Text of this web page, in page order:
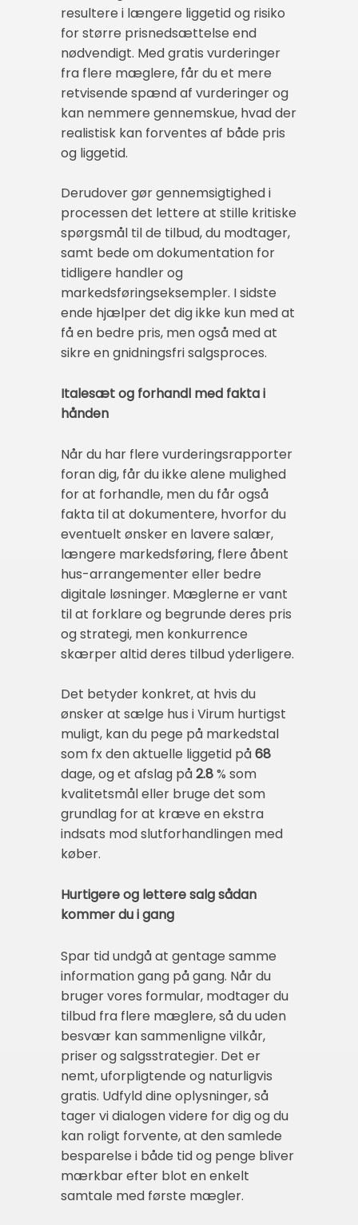
resultere i længere liggetid og risiko
for større prisnedsættelse end
nødvendigt. Med gratis vurderinger
fra flere mæglere, får du et mere
retvisende spænd af vurderinger og
kan nemmere gennemskue, hvad der
realistisk kan forventes af både pris
og liggetid.
Derudover gør gennemsigtighed i
processen det lettere at stille kritiske
spørgsmål til de tilbud, du modtager,
samt bede om dokumentation for
tidligere handler og
markedsføringseksempler. I sidste
ende hjælper det dig ikke kun med at
få en bedre pris, men også med at
sikre en gnidningsfri salgsproces.
Italesæt og forhandl med fakta i
hånden
Når du har flere vurderingsrapporter
foran dig, får du ikke alene mulighed
for at forhandle, men du får også
fakta til at dokumentere, hvorfor du
eventuelt ønsker en lavere salær,
længere markedsføring, flere åbent
hus-arrangementer eller bedre
digitale løsninger. Mæglerne er vant
til at forklare og begrunde deres pris
og strategi, men konkurrence
skærper altid deres tilbud yderligere.
Det betyder konkret, at hvis du
ønsker at sælge hus i Virum hurtigst
muligt, kan du pege på markedstal
som fx den aktuelle liggetid på68
dage, og et afslag på2.8% som
kvalitetsmål eller bruge det som
grundlag for at kræve en ekstra
indsats mod slutforhandlingen med
køber.
Hurtigere og lettere salg sådan
kommer du i gang
Spar tid undgå at gentage samme
information gang på gang. Når du
bruger vores formular, modtager du
tilbud fra flere mæglere, så du uden
besvær kan sammenligne vilkår,
priser og salgsstrategier. Det er
nemt, uforpligtende og naturligvis
gratis. Udfyld dine oplysninger, så
tager vi dialogen videre for dig og du
kan roligt forvente, at den samlede
besparelse i både tid og penge bliver
mærkbar efter blot en enkelt
samtale med første mægler.